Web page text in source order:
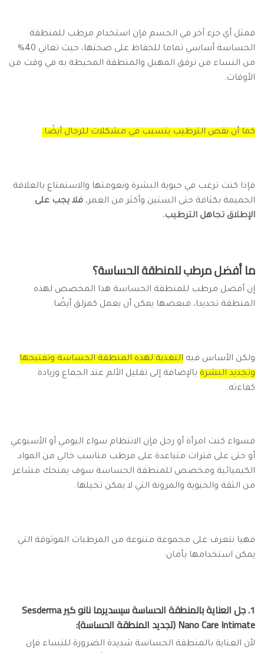
فمثل أي جزء آخر في الجسم فإن استخدام مرطب للمنطقة
الحساسة أساسي تماما للحفاظ على صحتها، حيث تعاني 40%
من النساء من ترقق المهبل والمنطقة المحيطة به في وقت من
الأوقات.
كما أن نقص الترطيب يتسبب في مشكلات للرجال أيضًا.
فإذا كنت ترغب في حيوية البشرة ونعومتها والاستمتاع بالعلاقة
الحميمة بكثافة حتى الستين وأكثر من العمر، فلا يجب على
الإطلاق تجاهل الترطيب.
ما أفضل مرطب للمنطقة الحساسة؟
إن أفضل مرطب للمنطقة الحساسة هذا المخصص لهذه
المنطقة تحديدا، فبعضها يمكن أن يعمل كمزلق أيضًا.
ولكن الأساس فيه التغذية لهذه المنطقة الحساسة وتفتيحها
وتجديد البشرة بالإضافة إلى تقليل الألم عند الجماع وزيادة
كفاءته.
فسواء كنت امرأة أو رجل فإن الانتظام سواء اليومي أو الأسبوعي
أو حتى على فترات متباعدة على مرطب مناسب خالي من المواد
الكيميائية ومخصص للمنطقة الحساسة سوف يمنحك مشاعر
من الثقة والحيوية والمرونة التي لا يمكن تخيلها.
فهيا نتعرف على مجموعة متنوعة من المرطبات الموثوقة التي
يمكن استخدامها بأمان:
1. جل العناية بالمنطقة الحساسة سيسديرما نانو كير Sesderma
Nano Care Intimate (تجديد المنطقة الحساسة):
لأن العناية بالمنطقة الحساسة شديدة الضرورة للنساء فإن